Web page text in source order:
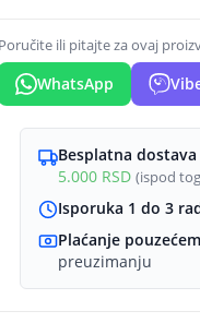
x
Braytron
količina
Poručite ili pitajte za ovaj
WhatsApp
Besplatna dostava
5.000 RSD (ispod
Isporuka 1 do 3
Plaćanje
preuzimanju